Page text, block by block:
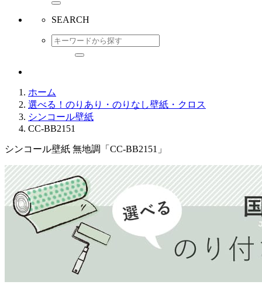
SEARCH
ホーム
選べる！のりあり・のりなし壁紙・クロス
シンコール壁紙
CC-BB2151
シンコール壁紙 無地調「CC-BB2151」